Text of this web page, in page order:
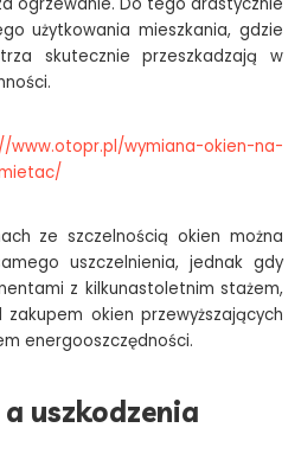
użytkowania mieszkania, gdzie
skutecznie przeszkadzają w
www.otopr.pl/wymiana-okien-na-
ze szczelnością okien można
uszczelnienia, jednak gdy
z kilkunastoletnim stażem,
okien przewyższających
energooszczędności.
uszkodzenia